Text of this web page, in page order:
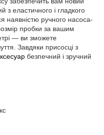
з еластичного і гладкого
наявністю ручного насоса-
пробки за вашим
— ви зможете
Завдяки присосці з
безпечний і зручний